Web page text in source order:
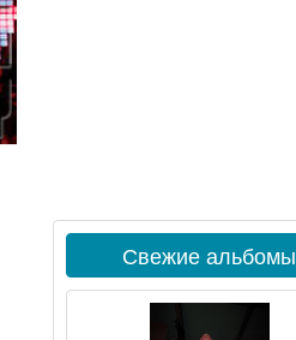
Свежие альбомы